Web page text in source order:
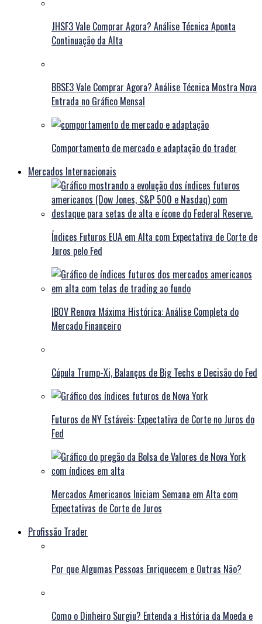
JHSF3 Vale Comprar Agora? Análise Técnica Aponta
Continuação da Alta
BBSE3 Vale Comprar Agora? Análise Técnica Mostra Nova
Entrada no Gráfico Mensal
Comportamento de mercado e adaptação do trader
Mercados Internacionais
Índices Futuros EUA em Alta com Expectativa de Corte de
Juros pelo Fed
IBOV Renova Máxima Histórica: Análise Completa do
Mercado Financeiro
Cúpula Trump-Xi, Balanços de Big Techs e Decisão do Fed
Futuros de NY Estáveis: Expectativa de Corte no Juros do
Fed
Mercados Americanos Iniciam Semana em Alta com
Expectativas de Corte de Juros
Profissão Trader
Por que Algumas Pessoas Enriquecem e Outras Não?
Como o Dinheiro Surgiu? Entenda a História da Moeda e